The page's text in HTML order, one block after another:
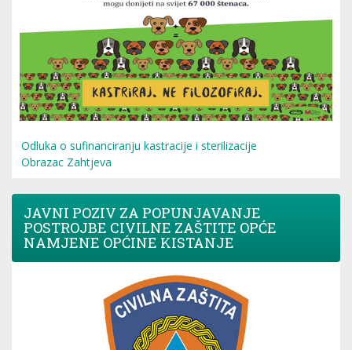
Odluka o sufinanciranju kastracije i sterilizacije
Obrazac Zahtjeva
JAVNI POZIV ZA POPUNJAVANJE
POSTROJBE CIVILNE ZAŠTITE OPĆE
NAMJENE OPĆINE KISTANJE